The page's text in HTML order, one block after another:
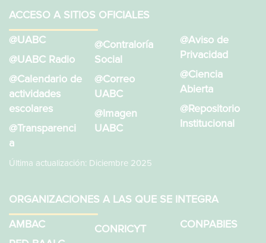
ACCESO A SITIOS OFICIALES
@UABC
@UABC Radio
@Calendario de
actividades
escolares
@Transparenci
a
@Contraloría
Social
@Correo
UABC
@Imagen
UABC
@Aviso de
Privacidad
@Ciencia
Abierta
@Repositorio
Institucional
Última actualización: Diciembre 2025
ORGANIZACIONES A LAS QUE SE INTEGRA
AMBAC
CONRICYT CONPABIES